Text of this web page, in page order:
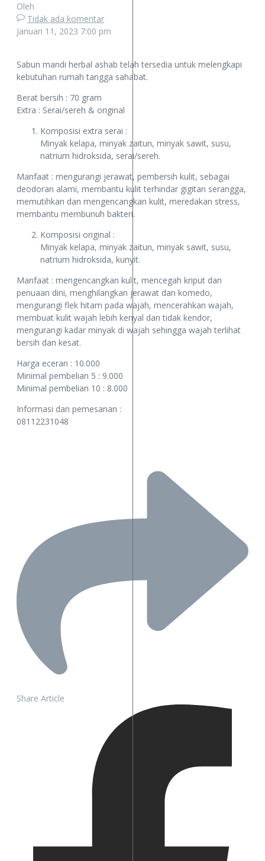
Oleh
Tidak ada komentar
Januari 11, 2023 7:00 pm
Sabun mandi herbal ashab telah tersedia untuk melengkapi
kebutuhan rumah tangga sahabat.
Berat bersih : 70 gram
Extra : Serai/sereh & original
Komposisi extra serai :
Minyak kelapa, minyak zaitun, minyak sawit, susu,
natrium hidroksida, serai/sereh.
Manfaat : mengurangi jerawat, pembersih kulit, sebagai
deodoran alami, membantu kulit terhindar gigitan serangga,
memutihkan dan mengencangkan kulit, meredakan stress,
membantu membunuh bakteri.
Komposisi original :
Minyak kelapa, minyak zaitun, minyak sawit, susu,
natrium hidroksida, kunyit.
Manfaat : mengencangkan kulit, mencegah kriput dan
penuaan dini, menghilangkan jerawat dan komedo,
mengurangi flek hitam pada wajah, mencerahkan wajah,
membuat kulit wajah lebih kenyal dan tidak kendor,
mengurangi kadar minyak di wajah sehingga wajah terlihat
bersih dan kesat.
Harga eceran : 10.000
Minimal pembelian 5 : 9.000
Minimal pembelian 10 : 8.000
Informasi dan pemesanan :
08112231048
Share Article